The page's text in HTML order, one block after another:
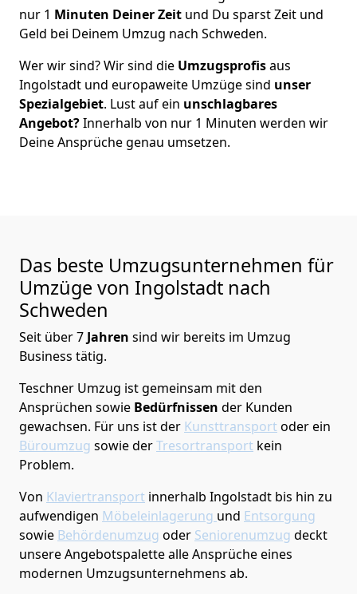
nur 1 Minuten Deiner Zeit und Du sparst Zeit und
Geld bei Deinem Umzug nach Schweden.
Wer wir sind? Wir sind die Umzugsprofisaus
Ingolstadt und europaweite Umzüge sind unser
Spezialgebiet. Lust auf ein unschlagbares
Angebot?Innerhalb von nur 1 Minuten werden wir
Deine Ansprüche genau umsetzen.
Das beste Umzugsunternehmen für
Umzüge von Ingolstadt nach
Schweden
Seit über7 Jahren sind wir bereits im Umzug
Business tätig.
Teschner Umzug ist gemeinsam mit den
Ansprüchen sowie Bedürfnissen der Kunden
gewachsen. Für uns ist der Kunsttransport oder ein
Büroumzug sowie derTresortransport kein
Problem.
Von Klaviertransport innerhalb Ingolstadt bis hin zu
aufwendigen Möbeleinlagerung und Entsorgung
sowie Behördenumzug oder Seniorenumzug deckt
unsere Angebotspalette alle Ansprüche eines
modernen Umzugsunternehmens ab.